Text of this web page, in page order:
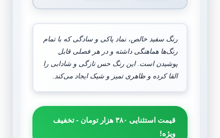
رنگ سفید خالص، نماد پاکی و سادگی که با تمام
رنگ‌ها هماهنگی داشته و در هر فصلی قابل
پوشیدن است. این رنگ حس تازگی و شادابی را
القا کرده و ظاهری تمیز و شیک ایجاد می‌کند.
قیمت استثنایی ۳۸۰ هزار تومان - تخفیف
ویژه!